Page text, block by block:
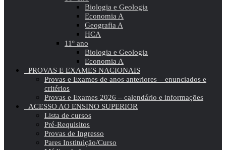
Biologia e Geologia
Economia A
Geografia A
HCA
11º ano
Biologia e Geologia
Economia A
PROVAS E EXAMES NACIONAIS
Provas e Exames de anos anteriores – enunciados e
critérios
Provas e Exames 2026 – calendário e informações
ACESSO AO ENSINO SUPERIOR
Lista de cursos
Pré-Requisitos
Provas de Ingresso
Pares Instituição/Curso